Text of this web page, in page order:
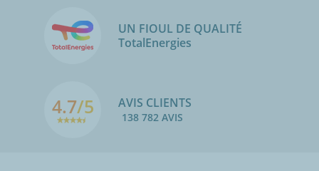
UN FIOUL DE QUALITÉ
TotalEnergies
4.7/5 AVIS CLIENTS
138 782 AVIS